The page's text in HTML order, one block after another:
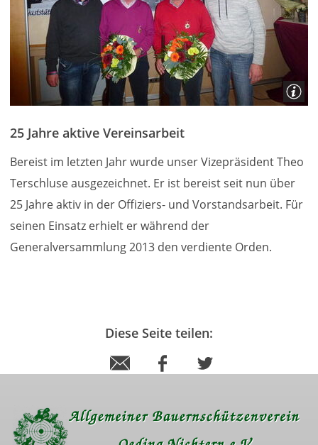
25 Jahre aktive Vereinsarbeit
Bereist im letzten Jahr wurde unser Vizepräsident Theo
Terschluse ausgezeichnet. Er ist bereist seit nun über
25 Jahre aktiv in der Offiziers- und Vorstandsarbeit. Für
seinen Einsatz erhielt er während der
Generalversammlung 2013 den verdiente Orden.
Diese Seite teilen: